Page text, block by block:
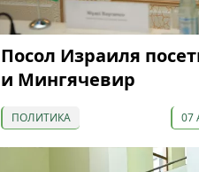
Посол Израиля
и Мингячевир
ПОЛИТИКА 07